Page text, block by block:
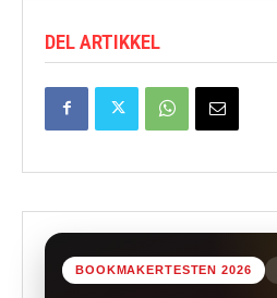
DEL ARTIKKEL
BOOKMAKERTESTEN 2026